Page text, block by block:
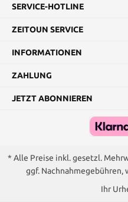
SERVICE-HOTLINE
ZEITOUN SERVICE
INFORMATIONEN
ZAHLUNG
JETZT ABONNIEREN
* Alle Preise inkl. gesetzl.
ggf. Nachnahmegebühren,
Ihr